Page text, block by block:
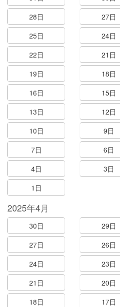
28日
27日
25日
24日
22日
21日
19日
18日
16日
15日
13日
12日
10日
9日
7日
6日
4日
3日
1日
2025年4月
30日 29日
27日
26日
24日
23日
21日
20日
18日
17日